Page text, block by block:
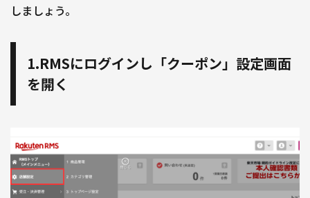
しましょう。
1.RMSにログインし「クーポン」設定画面
を開く